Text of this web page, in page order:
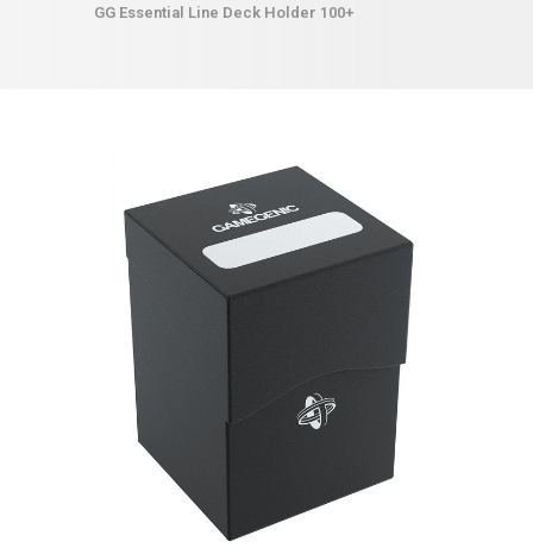
GG Essential Line Deck Holder 100+